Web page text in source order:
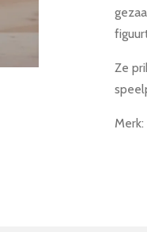
Ze
Merk: